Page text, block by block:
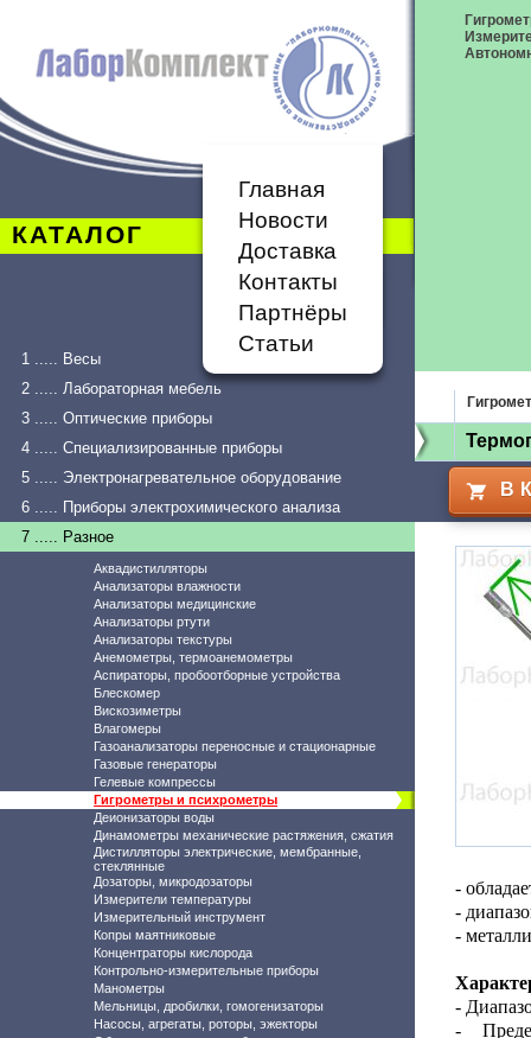
КАТАЛОГ
Главная
Новости
Доставка
Контакты
Партнёры
Статьи
1 ..... Весы
2 ..... Лабораторная мебель
3 ..... Оптические приборы
4 ..... Специализированные приборы
5 ..... Электронагревательное оборудование
6 ..... Приборы электрохимического анализа
7 ..... Разное
Аквадистилляторы
Анализаторы влажности
Анализаторы медицинские
Анализаторы ртути
Анализаторы текстуры
Анемометры, термоанемометры
Аспираторы, пробоотборные устройства
Блескомер
Вискозиметры
Влагомеры
Газоанализаторы переносные и стационарные
Газовые генераторы
Гелевые компрессы
Гигрометры и психрометры
Деионизаторы воды
Динамометры механические растяжения, сжатия
Дистилляторы электрические, мембранные,
стеклянные
Дозаторы, микродозаторы
Измерители температуры
Измерительный инструмент
Копры маятниковые
Концентраторы кислорода
Контрольно-измерительные приборы
Манометры
Мельницы, дробилки, гомогенизаторы
Насосы, агрегаты, роторы, эжекторы
В
-
-
-
-
-